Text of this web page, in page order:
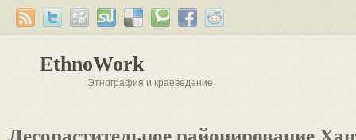
EthnoWork
Этнография и краеведение